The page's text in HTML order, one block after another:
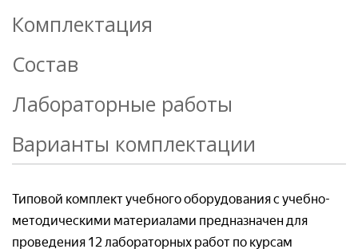
Комплектация
Состав
Лабораторные работы
Варианты комплектации
Типовой комплект учебного оборудования с учебно-
методическими материалами предназначен для
проведения 12 лабораторных работ по курсам
Ваше имя*
Ваш e-mail*
Товар*
Организация*
Ваш e-mail*
Товар*
Номер телефон*
Ваш e-mail*
Организация*